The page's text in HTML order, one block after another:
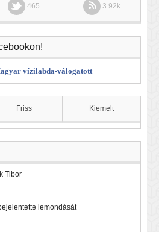
465 3.92k
vízilabda-válogatott
Friss Kiemelt
Tibor
lemondását